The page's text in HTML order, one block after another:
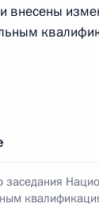
18:30
внесены
заседания